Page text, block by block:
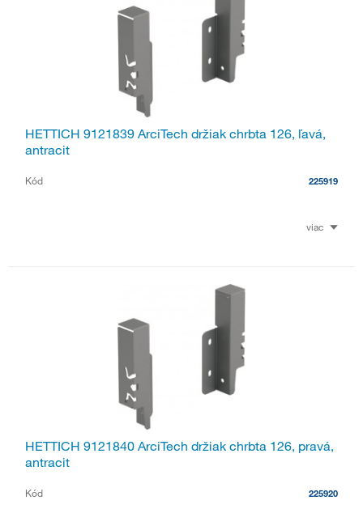
HETTICH 9121839 ArciTech držiak chrbta 126, ľavá,
antracit
Kód 225919
viac
HETTICH 9121840 ArciTech držiak chrbta 126, pravá,
antracit
Kód 225920